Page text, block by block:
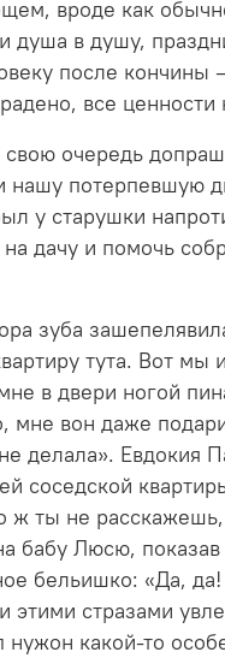
вроде как
в душу,
после кончины
все ценности
очередь
потерпевшую
у старушки
дачу и помочь
зуба
тута. Вот мы
в двери ногой
мне вон даже
делала».
соседской
ж ты не
бабу Люсю,
бельишко: «Да,
этими стразами
какой-то